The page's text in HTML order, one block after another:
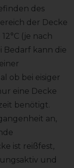
des
der Decke
(je nach
Bedarf kann die
ob bei eisiger
eine Decke
benötigt.
an,
ist reißfest,
und